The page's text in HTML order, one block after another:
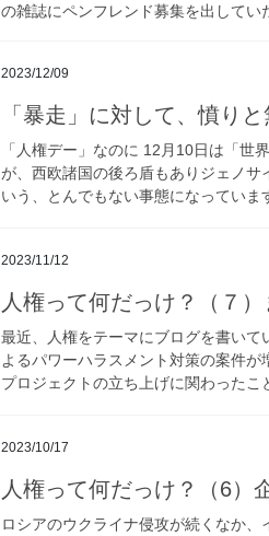
の雑誌にペンフレンド募集を出して
2023/12/09
「暴走」に対して、憤り
「人権デー」なのに 12月10日は「世
が、西欧諸国の後ろ盾もありジェノサ
いう、とんでもない事態になってい
2023/11/12
人権って何だっけ？（７）
最近、人権をテーマにブログを書い
よるパワーハラスメント対策の案件
プロジェクトの立ち上げに関わった
2023/10/17
人権って何だっけ？（6）
ロシアのウクライナ侵攻が続くなか、